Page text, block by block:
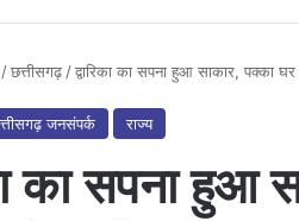
/छत्तीसगढ़ /द्वारिका का सपना हुआ साकार, पक्का
जनसंपर्क राज्य
का सपना